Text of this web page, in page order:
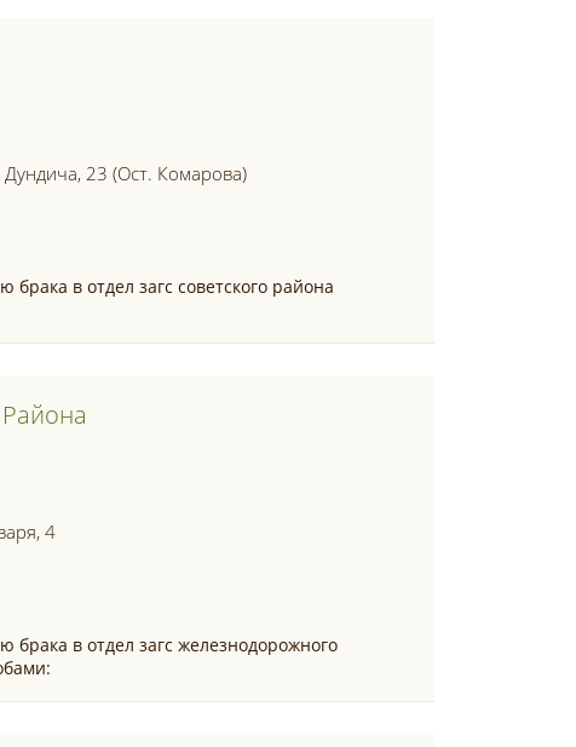
23 (ост. Комарова)
брака в отдел загс советского района
4
брака в отдел загс железнодорожного